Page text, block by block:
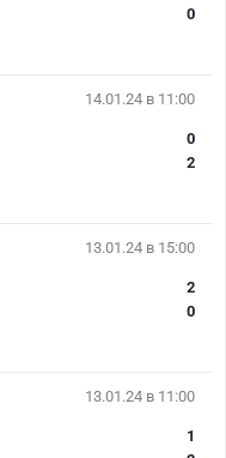
0
14.01.24 в 11:00
0
2
13.01.24 в 15:00
2
0
13.01.24 в 11:00
1